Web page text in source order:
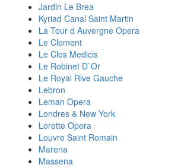
Jardin Le Brea
Kyriad Canal Saint Martin
La Tour d Auvergne Opera
Le Clement
Le Clos Medicis
Le Robinet D`Or
Le Royal Rive Gauche
Lebron
Leman Opera
Londres & New York
Lorette Opera
Louvre Saint Romain
Marena
Massena